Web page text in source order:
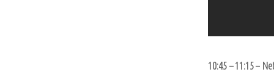
10:45 – 11:15 –